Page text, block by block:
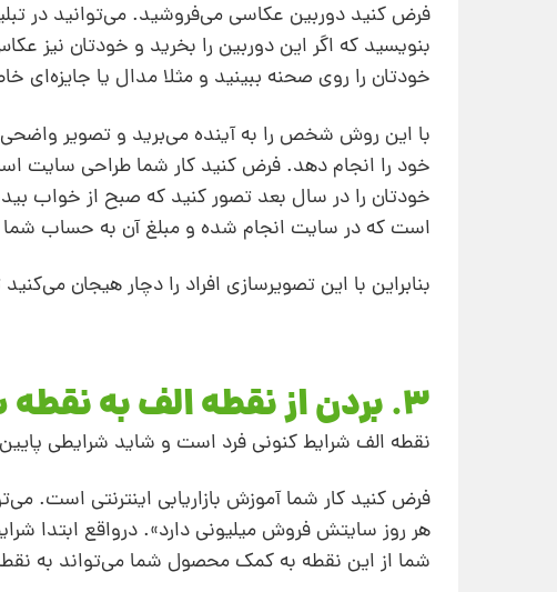
فرض کنید دوربین عکاسی می‌فروشید. می‌توانید در
بنویسید که اگر این دوربین را بخرید و خودتان نیز
خودتان را روی صحنه ببینید و مثلا مدال یا جایزه‌ای
با این روش شخص را به آینده می‌برید و تصویر
خود را انجام دهد. فرض کنید کار شما طراحی سایت
است که در سایت انجام شده و مبلغ آن به حساب
بنابراین با این تصویرسازی افراد را دچار هیجان
3. بردن از نقطه الف به نقطه ب
نقطه الف شرایط کنونی فرد است و شاید شرایطی
فرض کنید کار شما آموزش بازاریابی اینترنتی است.
هر روز سایتش فروش میلیونی دارد». درواقع ابتدا
شما از این نقطه به کمک محصول شما می‌تواند به نقطه